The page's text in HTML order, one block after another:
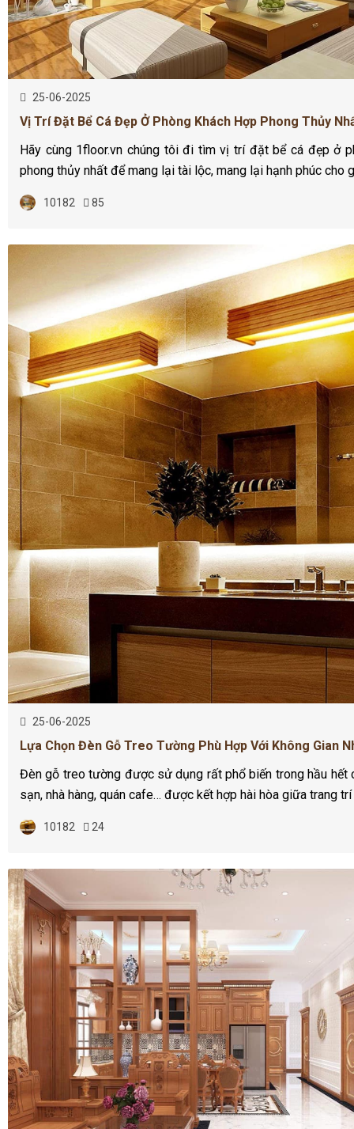
25-06-2025
Vị Trí Đặt Bể Cá Đẹp Ở Phòng Khách Hợp Phong Thủy
Hãy cùng 1floor.vn chúng tôi đi tìm vị trí đặt bể cá đẹp ở
phong thủy nhất để mang lại tài lộc, mang lại hạnh phúc cho
10182 85
25-06-2025
Lựa Chọn Đèn Gỗ Treo Tường Phù Hợp Với Không Gian
Đèn gỗ treo tường được sử dụng rất phổ biến trong hầu hết
sạn, nhà hàng, quán cafe… được kết hợp hài hòa giữa trang
10182 24